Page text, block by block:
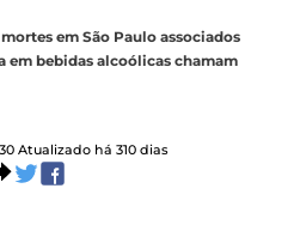
em São Paulo associados
em bebidas alcoólicas chamam
Atualizado há 310 dias